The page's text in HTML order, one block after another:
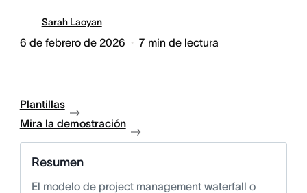
Sarah Laoyan
6 de febrero de 2026 7 min de lectura
Plantillas
Mira la demostración
Resumen
El modelo de project management waterfall o